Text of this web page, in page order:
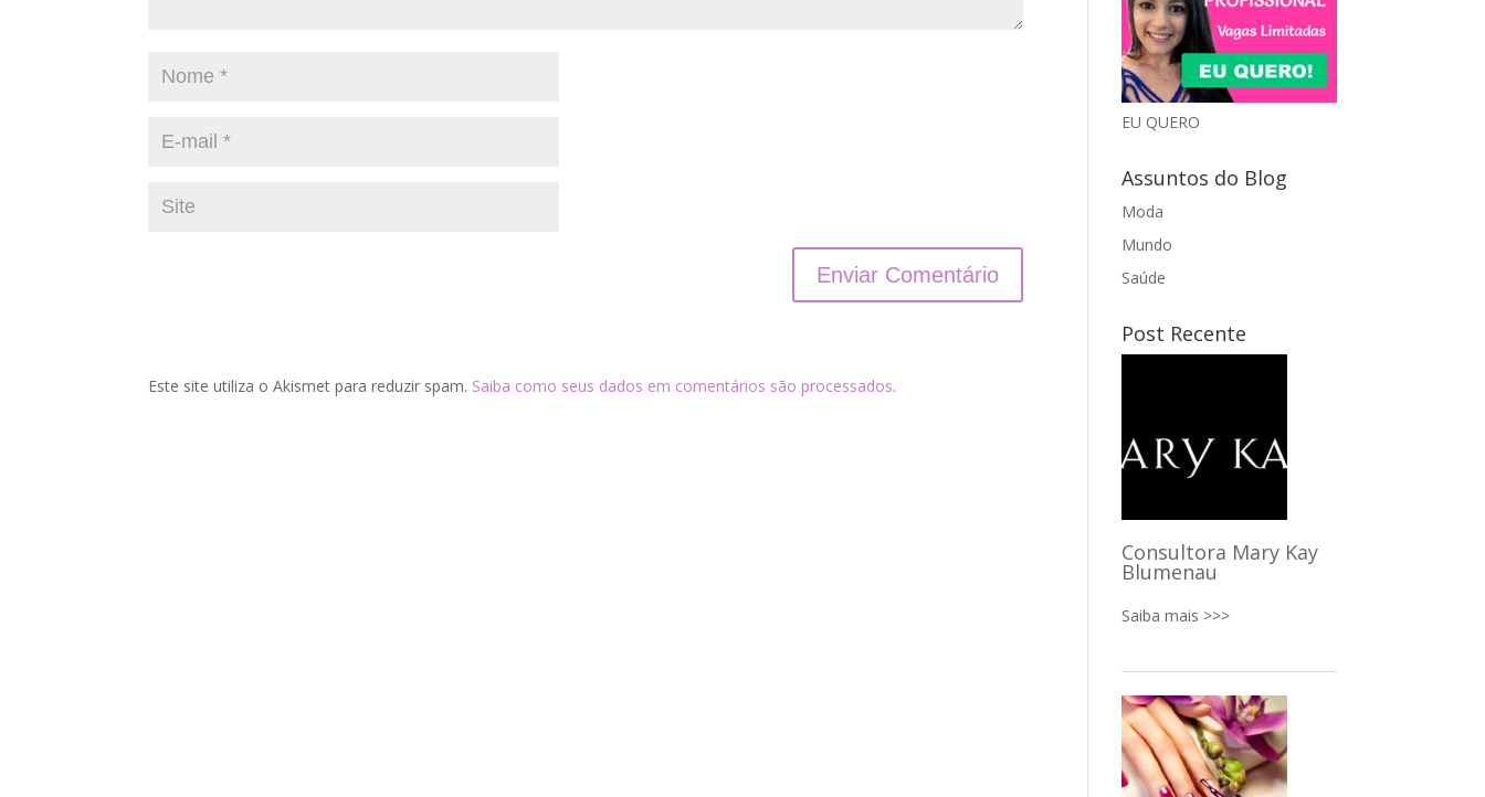
Este site utiliza o Akismet para reduzir spam. Saiba como seus dados em comentários são processados.
EU QUERO
Assuntos do Blog
Moda
Mundo
Saúde
Post Recente
Consultora Mary Kay
Blumenau
Saiba mais >>>